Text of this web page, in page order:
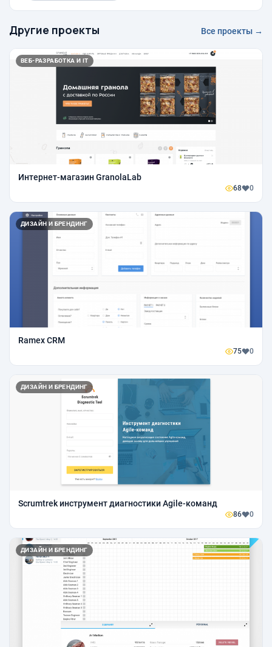
Другие проекты Все проекты →
ВЕБ-РАЗРАБОТКА И IT
Интернет-магазин GranolaLab
68 0
ДИЗАЙН И БРЕНДИНГ
Ramex CRM
75 0
ДИЗАЙН И БРЕНДИНГ
Scrumtrek инструмент диагностики Agile-команд
86 0
ДИЗАЙН И БРЕНДИНГ